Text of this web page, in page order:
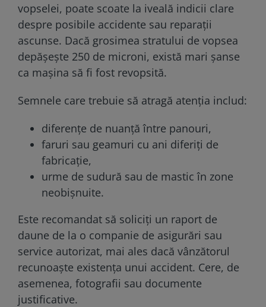
vopselei, poate scoate la iveală indicii clare
despre posibile accidente sau reparații
ascunse. Dacă grosimea stratului de vopsea
depășește 250 de microni, există mari șanse
ca mașina să fi fost revopsită.
Semnele care trebuie să atragă atenția includ:
diferențe de nuanță între panouri,
faruri sau geamuri cu ani diferiți de
fabricație,
urme de sudură sau de mastic în zone
neobișnuite.
Este recomandat să soliciți un raport de
daune de la o companie de asigurări sau
service autorizat, mai ales dacă vânzătorul
recunoaște existența unui accident. Cere, de
asemenea, fotografii sau documente
justificative.